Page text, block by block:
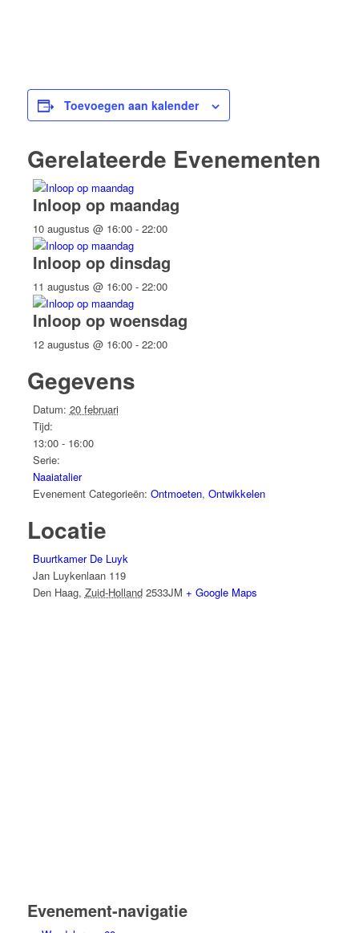
Toevoegen aan kalender
Gerelateerde Evenementen
Inloop op maandag
10 augustus @ 16:00- 22:00
Inloop op dinsdag
11 augustus @ 16:00- 22:00
Inloop op woensdag
12 augustus @ 16:00- 22:00
Gegevens
Datum: 20 februari
Tijd:
13:00 - 16:00
Serie:
Naaiatalier
Evenement Categorieën: Ontmoeten, Ontwikkelen
Locatie
Buurtkamer De Luyk
Jan Luykenlaan 119
Den Haag, Zuid-Holland 2533JM + Google Maps
Evenement-navigatie